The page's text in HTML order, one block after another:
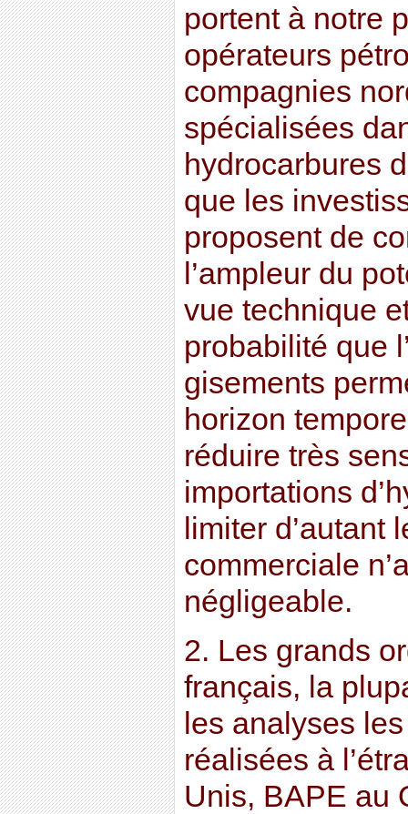
portent à notre
opérateurs
compagnies
spécialisées
hydrocarbures
que les
proposent de
l’ampleur du
vue technique
probabilité que
gisements
horizon
réduire très
importations
limiter d’autant
commerciale
négligeable.
2. Les grands
français, la
les analyses
réalisées à
Unis, BAPE au